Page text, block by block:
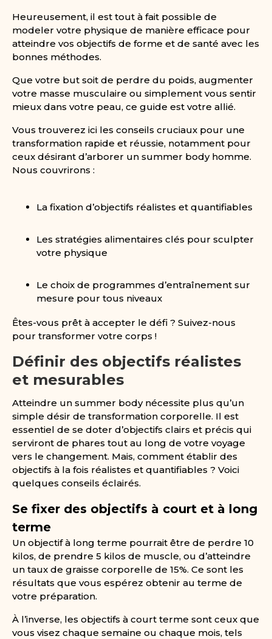
Heureusement, il est tout à fait possible de
modeler votre physique de manière efficace pour
atteindre vos objectifs de forme et de santé avec les
bonnes méthodes.
Que votre but soit de perdre du poids, augmenter
votre masse musculaire ou simplement vous sentir
mieux dans votre peau, ce guide est votre allié.
Vous trouverez ici les conseils cruciaux pour une
transformation rapide et réussie, notamment pour
ceux désirant d’arborer un summer body homme.
Nous couvrirons :
La fixation d’objectifs réalistes et quantifiables
Les stratégies alimentaires clés pour sculpter
votre physique
Le choix de programmes d’entraînement sur
mesure pour tous niveaux
Êtes-vous prêt à accepter le défi ? Suivez-nous
pour transformer votre corps !
Définir des objectifs réalistes
et mesurables
Atteindre un summer body nécessite plus qu’un
simple désir de transformation corporelle. Il est
essentiel de se doter d’objectifs clairs et précis qui
serviront de phares tout au long de votre voyage
vers le changement. Mais, comment établir des
objectifs à la fois réalistes et quantifiables ? Voici
quelques conseils éclairés.
Se fixer des objectifs à court et à long
terme
Un objectif à long terme pourrait être de perdre 10
kilos, de prendre 5 kilos de muscle, ou d’atteindre
un taux de graisse corporelle de 15%. Ce sont les
résultats que vous espérez obtenir au terme de
votre préparation.
À l’inverse, les objectifs à court terme sont ceux que
vous visez chaque semaine ou chaque mois, tels